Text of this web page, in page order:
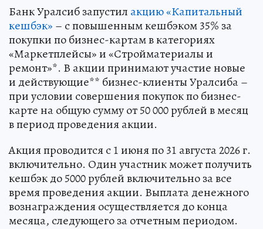
Банк Уралсиб запустил акцию «Капитальный
кешбэк» – с повышенным кешбэком 35% за
покупки по бизнес-картам в категориях
«Маркетплейсы» и «Стройматериалы и
ремонт»*. В акции принимают участие новые
и действующие** бизнес-клиенты Уралсиба –
при условии совершения покупок по бизнес-
карте на общую сумму от 50 000 рублей в месяц
в период проведения акции.
Акция проводится с 1 июня по 31 августа 2026 г.
включительно. Один участник может получить
кешбэк до 5000 рублей включительно за все
время проведения акции. Выплата денежного
вознаграждения осуществляется до конца
месяца, следующего за отчетным периодом.